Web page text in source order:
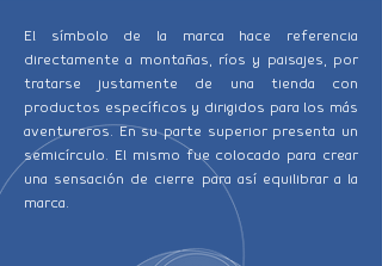
El símbolo de la marca hace referencia
directamente a montañas, ríos y paisajes, por
tratarse justamente de una tienda con
productos específicos y dirigidos para los más
aventureros. En su parte superior presenta un
semicírculo. El mismo fue colocado para crear
una sensación de cierre para así equilibrar a la
marca.